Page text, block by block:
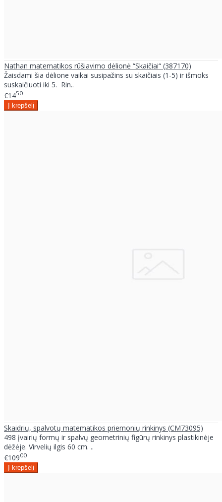
Nathan matematikos rūšiavimo dėlionė “Skaičiai“ (387170)
Žaisdami šia dėlione vaikai susipažins su skaičiais (1-5) ir išmoks
suskaičiuoti iki 5. Rin..
€1450
Skaidrių, spalvotų matematikos priemonių rinkinys (CM73095)
498 įvairių formų ir spalvų geometrinių figūrų rinkinys plastikinėje
dėžėje. Virvelių ilgis 60 cm. ..
€10900